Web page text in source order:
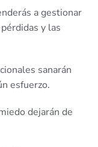
a gestionar
y las
sanarán
esfuerzo.
dejarán de